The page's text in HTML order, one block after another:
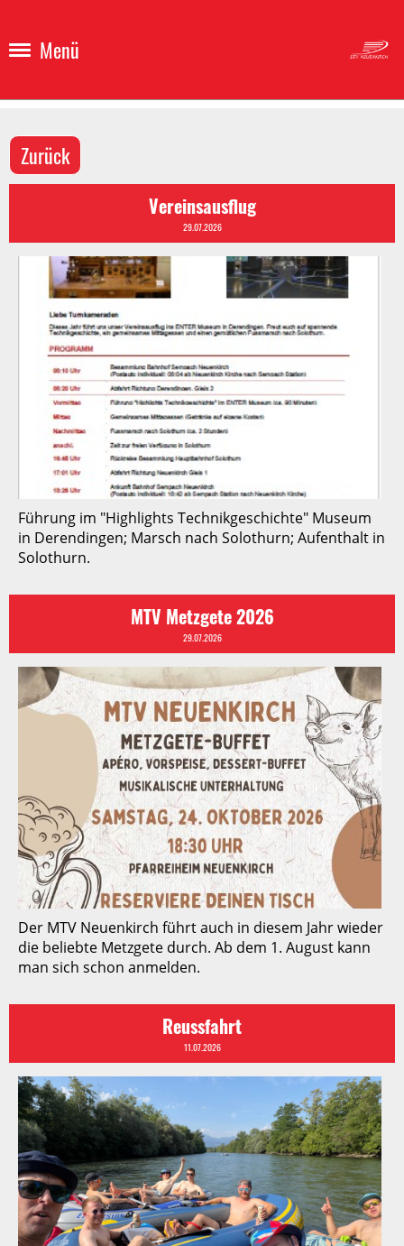
Menü
Zurück
Vereinsausflug
29.07.2026
Führung im "Highlights Technikgeschichte" Museum
in Derendingen; Marsch nach Solothurn; Aufenthalt in
Solothurn.
MTV Metzgete 2026
29.07.2026
Der MTV Neuenkirch führt auch in diesem Jahr wieder
die beliebte Metzgete durch. Ab dem 1. August kann
man sich schon anmelden.
Reussfahrt
11.07.2026